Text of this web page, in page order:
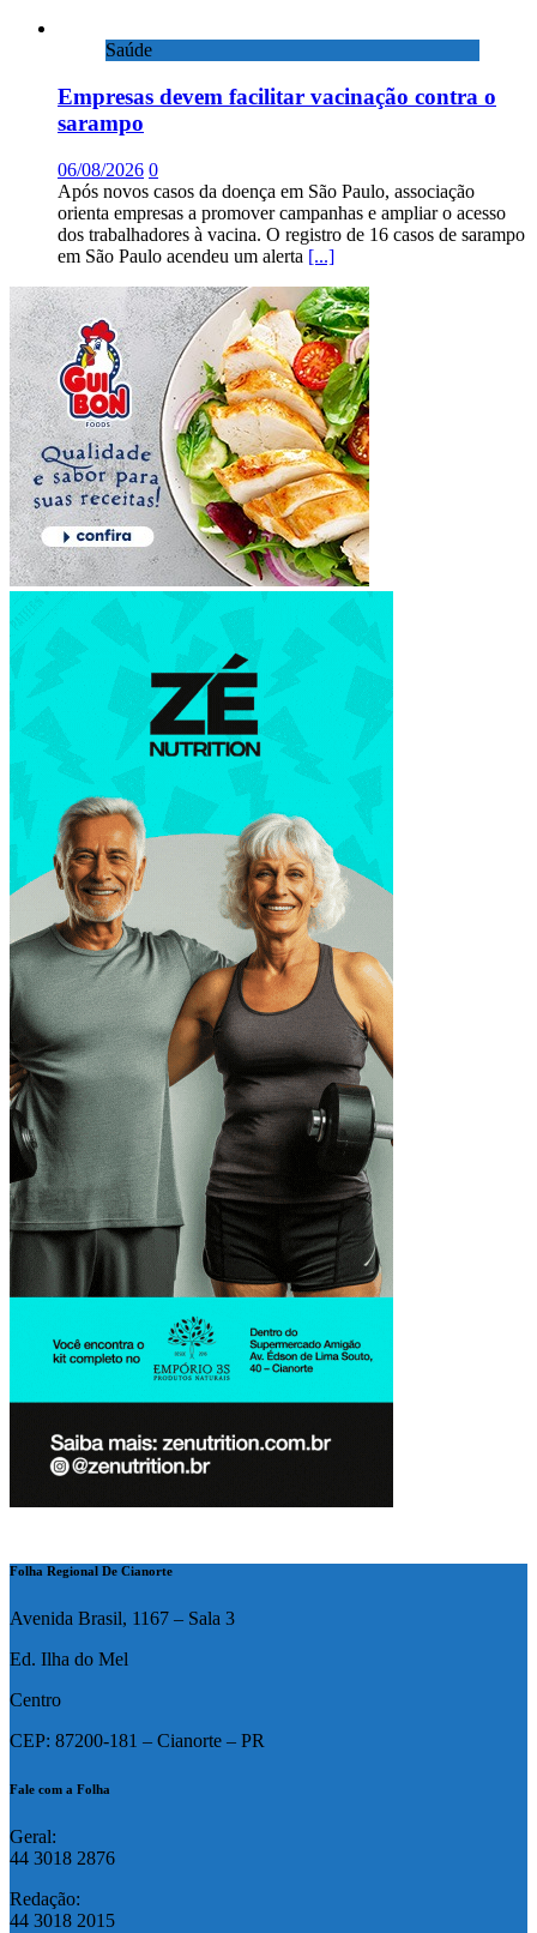
Saúde
Empresas devem facilitar vacinação contra o
sarampo
06/08/2026 0
Após novos casos da doença em São Paulo, associação
orienta empresas a promover campanhas e ampliar o acesso
dos trabalhadores à vacina. O registro de 16 casos de sarampo
em São Paulo acendeu um alerta [...]
Folha Regional De Cianorte
Avenida Brasil, 1167 – Sala 3
Ed. Ilha do Mel
Centro
CEP: 87200-181 – Cianorte – PR
Fale com a Folha
Geral:
44 3018 2876
Redação:
44 3018 2015